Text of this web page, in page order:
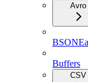
Avro
Buffers
CSV